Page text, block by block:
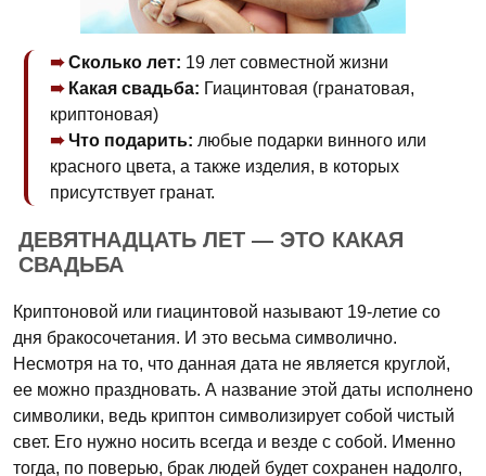
Сколько лет: 19 лет совместной жизни
Какая свадьба: Гиацинтовая (гранатовая,
криптоновая)
Что подарить: любые подарки винного или
красного цвета, а также изделия, в которых
присутствует гранат.
ДЕВЯТНАДЦАТЬ ЛЕТ — ЭТО КАКАЯ
СВАДЬБА
Криптоновой или гиацинтовой называют 19-летие со
дня бракосочетания. И это весьма символично.
Несмотря на то, что данная дата не является круглой,
ее можно праздновать. А название этой даты исполнено
символики, ведь криптон символизирует собой чистый
свет. Его нужно носить всегда и везде с собой. Именно
тогда, по поверью, брак людей будет сохранен надолго,